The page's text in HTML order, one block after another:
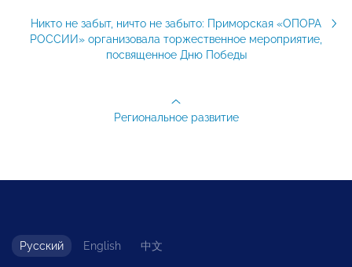
Никто не забыт, ничто не забыто: Приморская «ОПОРА
РОССИИ» организовала торжественное мероприятие,
посвященное Дню Победы
Региональное развитие
Русский English 中文